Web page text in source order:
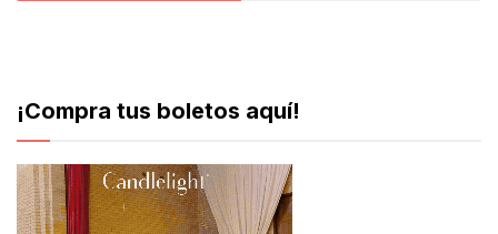
¡Compra tus boletos aquí!